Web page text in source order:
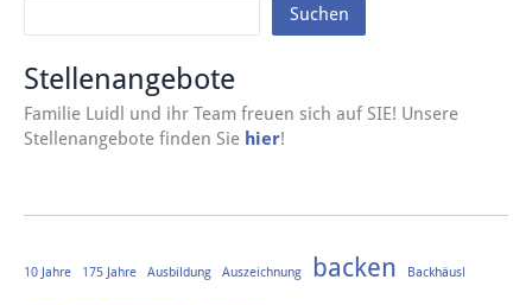
Suchen
Stellenangebote
Familie Luidl und ihr Team freuen sich auf SIE! Unsere
Stellenangebote finden Sie hier!
10 Jahre 175 Jahre Ausbildung Auszeichnung backen Backhäusl